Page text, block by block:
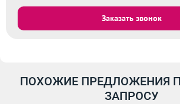
Заказать звонок
ПОХОЖИЕ ПРЕДЛОЖЕНИЯ
ЗАПРОСУ